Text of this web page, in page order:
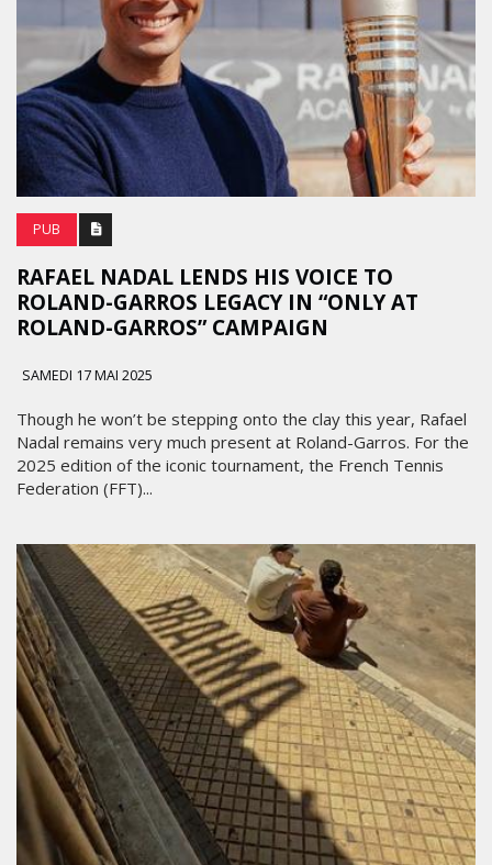
PUB
RAFAEL NADAL LENDS HIS VOICE TO
ROLAND-GARROS LEGACY IN “ONLY AT
ROLAND-GARROS” CAMPAIGN
SAMEDI 17 MAI 2025
Though he won’t be stepping onto the clay this year, Rafael
Nadal remains very much present at Roland-Garros. For the
2025 edition of the iconic tournament, the French Tennis
Federation (FFT)...